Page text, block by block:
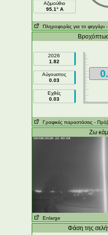
Aζιμούθιο
95.1° A
Πληροφορίες για το φεγγάρι
2026
1.82
Αύγουστος
0.03
Εχθές
0.03
Γραφικές παραστάσεις -
Ζω
Enlarge
Φάση της